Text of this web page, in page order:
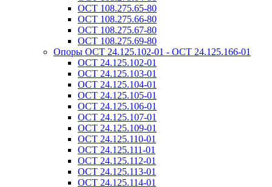
ОСТ 108.275.65-80
ОСТ 108.275.66-80
ОСТ 108.275.67-80
ОСТ 108.275.69-80
Опоры ОСТ 24.125.102-01 - ОСТ 24.125.166-01
ОСТ 24.125.102-01
ОСТ 24.125.103-01
ОСТ 24.125.104-01
ОСТ 24.125.105-01
ОСТ 24.125.106-01
ОСТ 24.125.107-01
ОСТ 24.125.109-01
ОСТ 24.125.110-01
ОСТ 24.125.111-01
ОСТ 24.125.112-01
ОСТ 24.125.113-01
ОСТ 24.125.114-01